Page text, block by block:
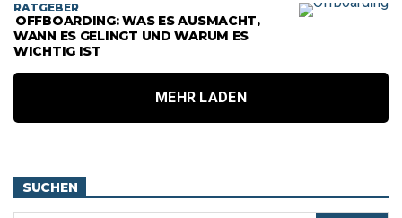
RATGEBER
OFFBOARDING: WAS ES AUSMACHT,
WANN ES GELINGT UND WARUM ES
WICHTIG IST
MEHR LADEN
SUCHEN